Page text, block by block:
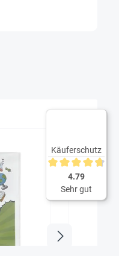
Käuferschutz
Durchschnittliche
4.79
Sehr gut